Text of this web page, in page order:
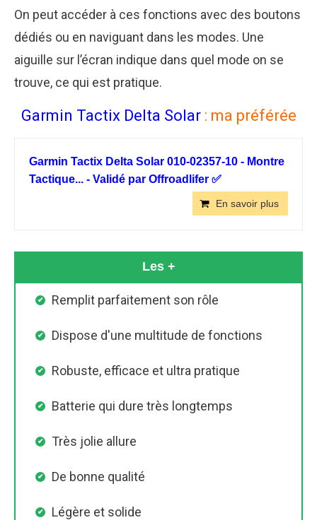
On peut accéder à ces fonctions avec des boutons
dédiés ou en naviguant dans les modes. Une
aiguille sur l’écran indique dans quel mode on se
trouve, ce qui est pratique.
Garmin Tactix Delta Solar: ma préférée
Garmin Tactix Delta Solar 010-02357-10 - Montre
Tactique... - Validé par Offroadlifer ✅
En savoir plus
Les +
Remplit parfaitement son rôle
Dispose d'une multitude de fonctions
Robuste, efficace et ultra pratique
Batterie qui dure très longtemps
Très jolie allure
De bonne qualité
Légère et solide